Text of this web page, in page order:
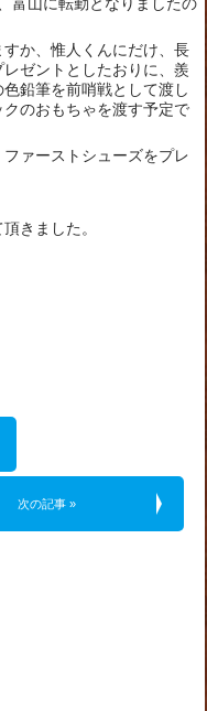
か、惟人くんにだけ、長
ゼントとしたおりに、羨
鉛筆を前哨戦として渡し
のおもちゃを渡す予定で
ァーストシューズをプレ
きました。
次の記事 »